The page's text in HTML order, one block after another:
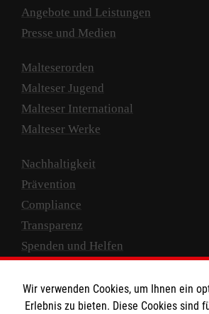
Angebote und Leistungen
Presse und Medien
Malteserorden
Malteser Jugend
Malteser International
Malteser Werke
Nachhaltigkeit
Prävention
Compliance
Transparenz
Spenden und Helfen
Empfänger: Malteser Hilfsdienst e.V.
Wir verwenden Cookies, um Ihnen ein
Erlebnis zu bieten. Diese Cookies sind